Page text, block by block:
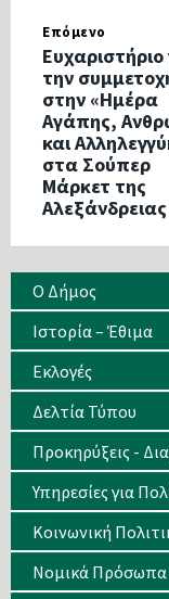
Επόμενο
Ευχαριστήριο
την
στην «Ημέρα
Aγάπης,
και
στα Σούπερ
Μάρκετ της
Αλεξάνδρειας
Ο Δήμος
Ιστορία – Έθιμα
Eκλογές
Δελτία Τύπου
Προκηρύξεις -
Υπηρεσίες για
Κοινωνική
Νομικά Πρόσωπα